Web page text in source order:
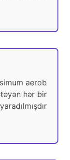
aerob
hər bir